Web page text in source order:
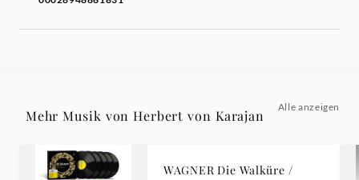
Mehr Musik von Herbert von Karajan
Alle anzeigen
WAGNER Die Walküre /